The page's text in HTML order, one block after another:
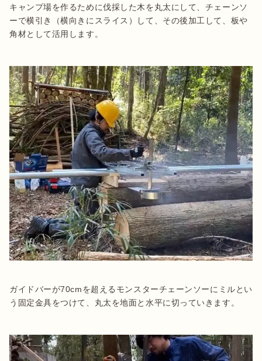
キャンプ場を作るために伐採した木を丸太にして、チェーンソ
ーで横引き（横向きにスライス）して、その後加工して、板や
角材として活用します。
ガイドバーが70cmを超えるモンスターチェーンソーにミルとい
う固定金具をつけて、丸太を地面と水平に切っていきます。